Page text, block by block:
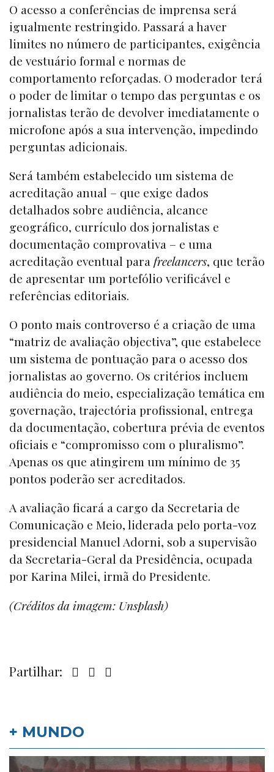
O acesso a conferências de imprensa será
igualmente restringido. Passará a haver
limites no número de participantes, exigência
de vestuário formal e normas de
comportamento reforçadas. O moderador terá
o poder de limitar o tempo das perguntas e os
jornalistas terão de devolver imediatamente o
microfone após a sua intervenção, impedindo
perguntas adicionais.
Será também estabelecido um sistema de
acreditação anual – que exige dados
detalhados sobre audiência, alcance
geográfico, currículo dos jornalistas e
documentação comprovativa – e uma
acreditação eventual para freelancers, que terão
de apresentar um portefólio verificável e
referências editoriais.
O ponto mais controverso é a criação de uma
“matriz de avaliação objectiva”, que estabelece
um sistema de pontuação para o acesso dos
jornalistas ao governo. Os critérios incluem
audiência do meio, especialização temática em
governação, trajectória profissional, entrega
da documentação, cobertura prévia de eventos
oficiais e “compromisso com o pluralismo”.
Apenas os que atingirem um mínimo de 35
pontos poderão ser acreditados.
A avaliação ficará a cargo da Secretaria de
Comunicação e Meio, liderada pelo porta-voz
presidencial Manuel Adorni, sob a supervisão
da Secretaria-Geral da Presidência, ocupada
por Karina Milei, irmã do Presidente.
(Créditos da imagem: Unsplash)
Partilhar:
+ MUNDO